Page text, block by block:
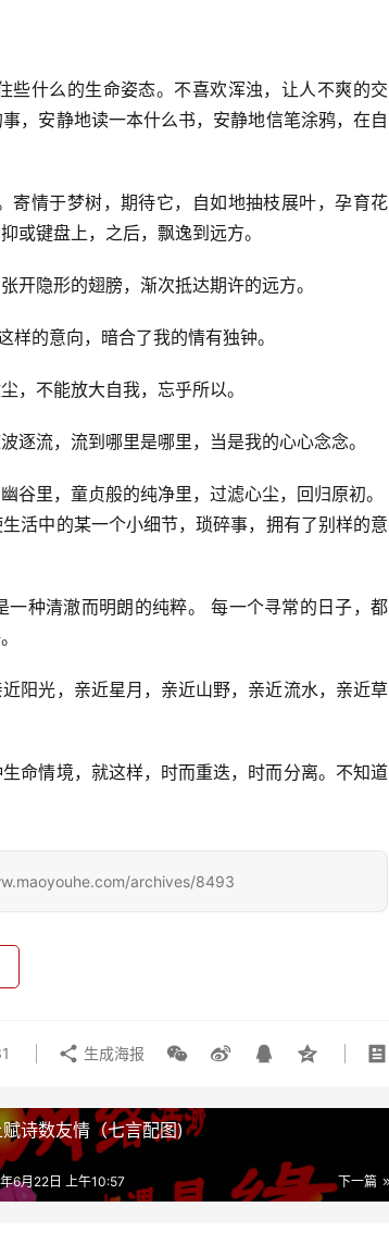
些什么的生命姿态。不喜欢浑浊，让人不爽的交
，安静地读一本什么书，安静地信笔涂鸦，在自
寄情于梦树，期待它，自如地抽枝展叶，孕育花
或键盘上，之后，飘逸到远方。
开隐形的翅膀，渐次抵达期许的远方。
的意向，暗合了我的情有独钟。
，不能放大自我，忘乎所以。
逐流，流到哪里是哪里，当是我的心心念念。
里，童贞般的纯净里，过滤心尘，回归原初。
活中的某一个小细节，琐碎事，拥有了别样的意
种清澈而明朗的纯粹。 每一个寻常的日子，都
阳光，亲近星月，亲近山野，亲近流水，亲近草
命情境，就这样，时而重迭，时而分离。不知道
archives/8493
生成海报
诗数友情（七言配图)
下一篇
6月22日 上午10:57